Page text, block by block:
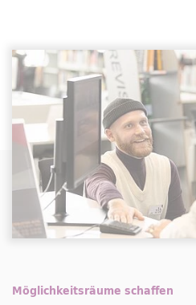
Möglichkeitsräume schaffen